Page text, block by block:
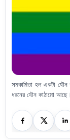
সমকামিতা হল একটা যৌন
ধরনের যৌন কাঠামো